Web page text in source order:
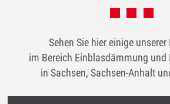
Sehen Sie hier einige unserer
im Bereich Einblasdämmung und
in Sachsen, Sachsen-Anhalt